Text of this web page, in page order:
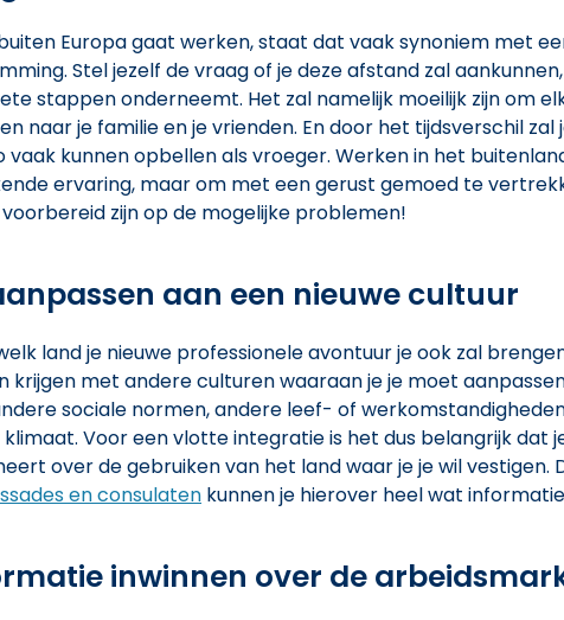
Europa gaat werken, staat dat vaak synoniem met
Stel jezelf de vraag of je deze afstand zal
stappen onderneemt. Het zal namelijk moeilijk zijn om
naar je familie en je vrienden. En door het tijdsverschil zal
vaak kunnen opbellen als vroeger. Werken in het
ervaring, maar om met een gerust gemoed te
zijn op de mogelijke problemen!
aan een nieuwe cultuur
land je nieuwe professionele avontuur je ook zal
krijgen met andere culturen waaraan je je moet
sociale normen, andere leef- of
Voor een vlotte integratie is het dus belangrijk dat
over de gebruiken van het land waar je je wil vestigen.
en consulaten kunnen je hierover heel wat
inwinnen over de